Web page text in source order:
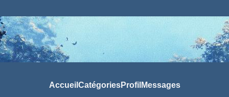
Accueil CatégoriesProfil Messages